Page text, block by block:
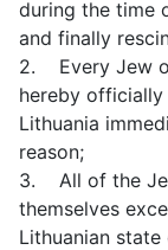
during the time
and finally
2. Every Jew
hereby
Lithuania
reason;
3. All of the
themselves
Lithuanian